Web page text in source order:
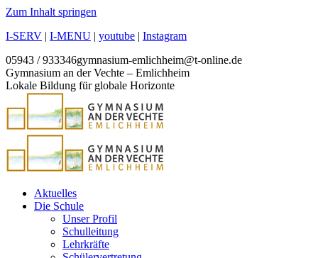
Zum Inhalt springen
I-SERV | I-MENU | youtube | Instagram
05943 / 933346gymnasium-emlichheim@t-online.de
Gymnasium an der Vechte – Emlichheim
Lokale Bildung für globale Horizonte
Aktuelles
Die Schule
Unser Profil
Schulleitung
Lehrkräfte